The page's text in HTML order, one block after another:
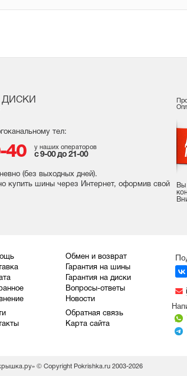
тел:
40 у наших операторов
с 9-00 до 21-00
(без выходных дней).
купить шины через Интернет, оформив свой
Вы
Обмен и возврат
Гарантия на шины
Гарантия на диски
Вопросы-ответы
Новости
Обратная связь
Карта сайта
© Copyright Pokrishka.ru 2003-2026